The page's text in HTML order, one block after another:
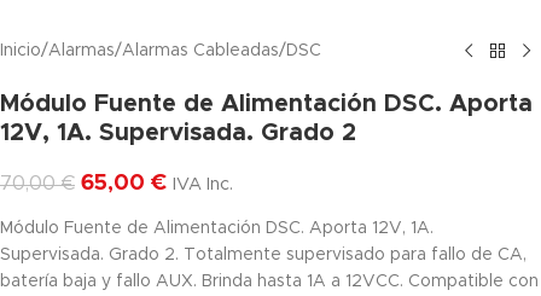
Inicio/Alarmas/Alarmas Cableadas/ DSC
Módulo Fuente de Alimentación DSC. Aporta
12V, 1A. Supervisada. Grado 2
70,00€ 65,00 € IVA Inc.
Módulo Fuente de Alimentación DSC. Aporta 12V, 1A.
Supervisada. Grado 2. Totalmente supervisado para fallo de CA,
batería baja y fallo AUX. Brinda hasta 1A a 12VCC. Compatible con